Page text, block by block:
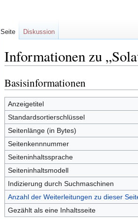
Informationen zu
Zur
Navigation
springen
Zur
Suche
springen
Basisinformationen
Anzeigetitel
Standardsortierschlüssel
Seitenlänge (in Bytes)
Seitenkennnummer
Seiteninhaltssprache
Seiteninhaltsmodell
Indizierung durch Suchmaschinen
Anzahl der Weiterleitungen zu dieser
Gezählt als eine Inhaltsseite
Seite Diskussion